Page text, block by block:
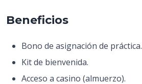
Beneficios
Bono de asignación de práctica.
Kit de bienvenida.
Acceso a casino (almuerzo).